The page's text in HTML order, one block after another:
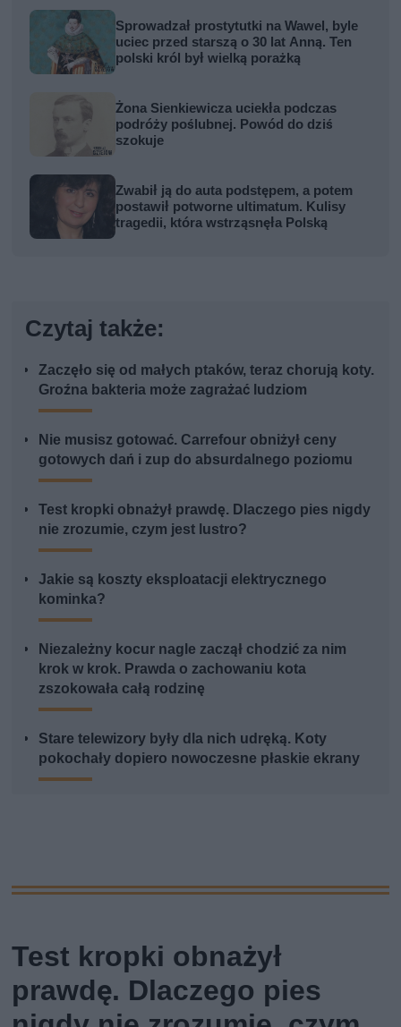
Sprowadzał prostytutki na Wawel, byle
uciec przed starszą o 30 lat Anną. Ten
polski król był wielką porażką
Żona Sienkiewicza uciekła podczas
podróży poślubnej. Powód do dziś
szokuje
Zwabił ją do auta podstępem, a potem
postawił potworne ultimatum. Kulisy
tragedii, która wstrząsnęła Polską
Czytaj także:
Zaczęło się od małych ptaków, teraz chorują koty.
Groźna bakteria może zagrażać ludziom
Nie musisz gotować. Carrefour obniżył ceny
gotowych dań i zup do absurdalnego poziomu
Test kropki obnażył prawdę. Dlaczego pies nigdy
nie zrozumie, czym jest lustro?
Jakie są koszty eksploatacji elektrycznego
kominka?
Niezależny kocur nagle zaczął chodzić za nim
krok w krok. Prawda o zachowaniu kota
zszokowała całą rodzinę
Stare telewizory były dla nich udręką. Koty
pokochały dopiero nowoczesne płaskie ekrany
Test kropki obnażył
prawdę. Dlaczego pies